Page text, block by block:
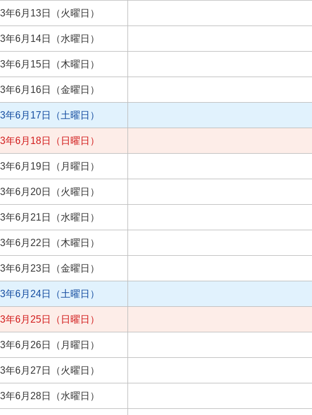
年6月13日（火曜日）
年6月14日（水曜日）
年6月15日（木曜日）
年6月16日（金曜日）
年6月17日（土曜日）
年6月18日（日曜日）
年6月19日（月曜日）
年6月20日（火曜日）
年6月21日（水曜日）
年6月22日（木曜日）
年6月23日（金曜日）
年6月24日（土曜日）
年6月25日（日曜日）
年6月26日（月曜日）
年6月27日（火曜日）
年6月28日（水曜日）